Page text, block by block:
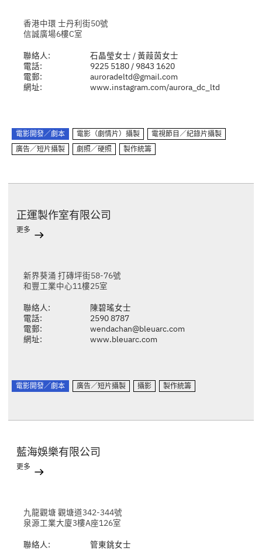
香港中環 士丹利街50號
信誠廣場6樓C室
聯絡人:
石晶瑩女士 / 黃葭茵女士
電話:
9225 5180 / 9843 1620
電郵:
auroradeltd@gmail.com
網址:
www.instagram.com/aurora_dc_ltd
電影開發／劇本 電影（劇情片）攝製
電視節目／紀錄片攝製
廣告／短片攝製
劇照／硬照 製作統籌
正運製作室有限公司
更多
新界葵涌 打磚坪街58-76號
和豐工業中心11樓25室
聯絡人:
陳碧瑤女士
電話:
2590 8787
電郵:
wendachan@bleuarc.com
網址:
www.bleuarc.com
電影開發／劇本 廣告／短片攝製 攝影 製作統籌
藍海娛樂有限公司
更多
九龍觀塘 觀塘道342-344號
泉源工業大廈3樓A座126室
聯絡人:
管東銚女士